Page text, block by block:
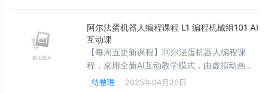
alert protocol version (
阿尔法蛋机器人编程课程 L1 编程机械组101 AI
互动课
【每周五更新课程】阿尔法蛋机器人编程课
程，采用全新AI互动教学模式，由虚拟动画老
师生动讲解积木。三大章节，系统学积木、学
待整理 2025年04月26日